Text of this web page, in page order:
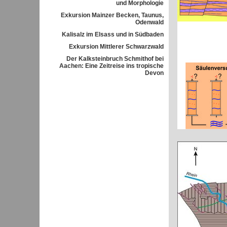
und Morphologie
Exkursion Mainzer Becken, Taunus,
Odenwald
Kalisalz im Elsass und in Südbaden
Exkursion Mittlerer Schwarzwald
Der Kalksteinbruch Schmithof bei
Aachen: Eine Zeitreise ins tropische
Devon